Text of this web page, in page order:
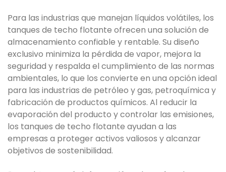
Para las industrias que manejan líquidos volátiles, los
tanques de techo flotante ofrecen una solución de
almacenamiento confiable y rentable. Su diseño
exclusivo minimiza la pérdida de vapor, mejora la
seguridad y respalda el cumplimiento de las normas
ambientales, lo que los convierte en una opción ideal
para las industrias de petróleo y gas, petroquímica y
fabricación de productos químicos. Al reducir la
evaporación del producto y controlar las emisiones,
los tanques de techo flotante ayudan a las
empresas a proteger activos valiosos y alcanzar
objetivos de sostenibilidad.